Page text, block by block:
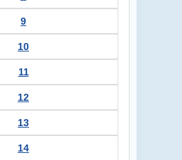
9
10
11
12
13
14